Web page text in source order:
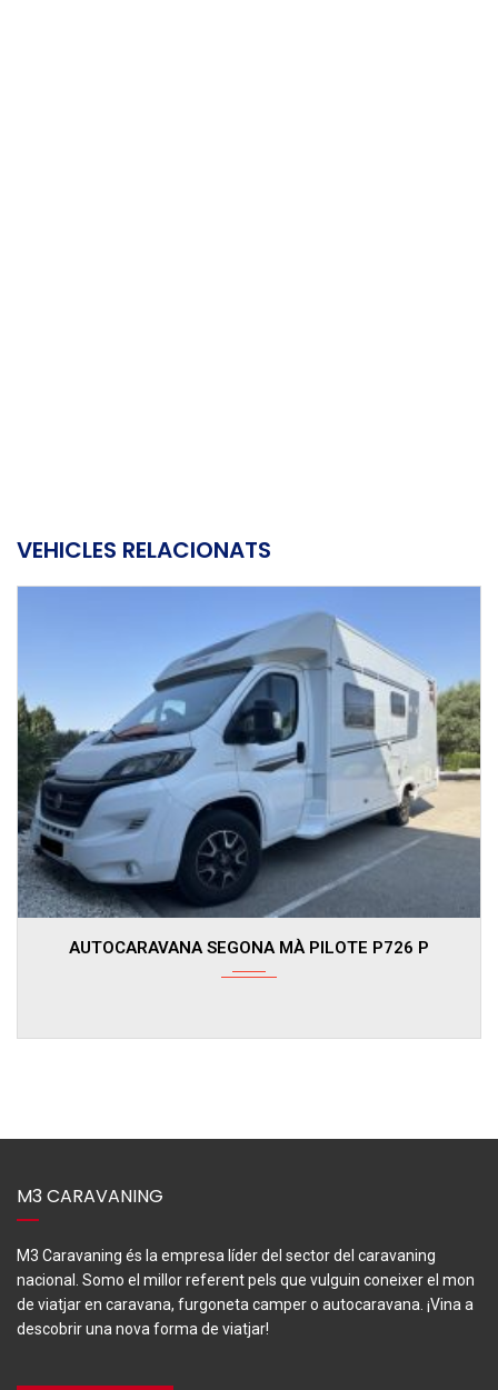
VEHICLES RELACIONATS
Autom...
AUTOCARAVANA PILOTE ATLAS A690 G
75.490€
M3 CARAVANING
M3 Caravaning és la empresa líder del sector del caravaning
nacional. Somo el millor referent pels que vulguin coneixer el mon
de viatjar en caravana, furgoneta camper o autocaravana. ¡Vina a
descobrir una nova forma de viatjar!